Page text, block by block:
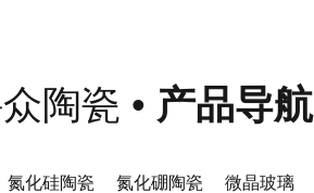
陶瓷 • 产品导航
氮化硅陶瓷 氮化硼陶瓷 微晶玻璃